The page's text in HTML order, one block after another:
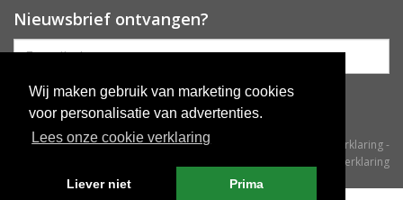
Wij maken gebruik van marketing cookies
voor personalisatie van advertenties.
Lees onze cookie verklaring
Liever niet Prima
Nieuwsbrief ontvangen?
Inschrijven
© KloegCom 2008 - 2026 -Algemene voorwaarden Cookieverklaring-
Privacyverklaring